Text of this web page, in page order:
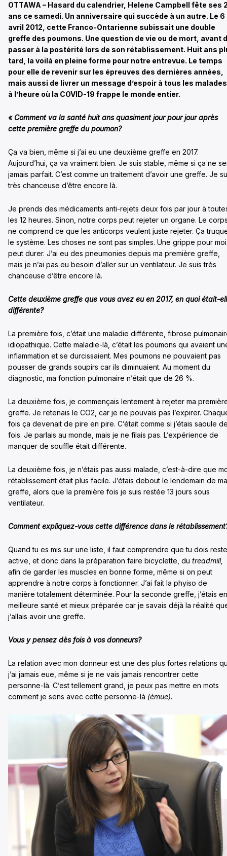
OTTAWA – Hasard du calendrier, Helene Campbell fête ses
ans ce samedi. Un anniversaire qui succède à un autre. Le 6
avril 2012, cette Franco-Ontarienne subissait une double
greffe des poumons. Une question de vie ou de mort, avant
passer à la postérité lors de son rétablissement. Huit ans
tard, la voilà en pleine forme pour notre entrevue. Le temps
pour elle de revenir sur les épreuves des dernières années,
mais aussi de livrer un message d’espoir à tous les
à l’heure où la COVID-19 frappe le monde entier.
« Comment va la santé huit ans quasiment jour pour jour après
cette première greffe du poumon?
Ça va bien, même si j’ai eu une deuxième greffe en 2017.
Aujourd’hui, ça va vraiment bien. Je suis stable, même si ça ne
jamais parfait. C’est comme un traitement d’avoir une greffe. Je
très chanceuse d’être encore là.
Je prends des médicaments anti-rejets deux fois par jour à
les 12 heures. Sinon, notre corps peut rejeter un organe. Le
ne comprend ce que les anticorps veulent juste rejeter. Ça
le système. Les choses ne sont pas simples. Une grippe pour moi
peut durer. J’ai eu des pneumonies depuis ma première greffe,
mais je n’ai pas eu besoin d’aller sur un ventilateur. Je suis très
chanceuse d’être encore là.
Cette deuxième greffe que vous avez eu en 2017, en quoi était-
différente?
La première fois, c’était une maladie différente, fibrose
idiopathique. Cette maladie-là, c’était les poumons qui avaient
inflammation et se durcissaient. Mes poumons ne pouvaient pas
pousser de grands soupirs car ils diminuaient. Au moment du
diagnostic, ma fonction pulmonaire n’était que de 26 %.
La deuxième fois, je commençais lentement à rejeter ma
greffe. Je retenais le CO2, car je ne pouvais pas l’expirer.
fois ça devenait de pire en pire. C’était comme si j’étais saoule
fois. Je parlais au monde, mais je ne filais pas. L’expérience de
manquer de souffle était différente.
La deuxième fois, je n’étais pas aussi malade, c’est-à-dire que
rétablissement était plus facile. J’étais debout le lendemain de ma
greffe, alors que la première fois je suis restée 13 jours sous
ventilateur.
Comment expliquez-vous cette différence dans le
Quand tu es mis sur une liste, il faut comprendre que tu dois
active, et donc dans la préparation faire bicyclette, du treadmill,
afin de garder les muscles en bonne forme, même si on peut
apprendre à notre corps à fonctionner. J’ai fait la phyiso de
manière totalement déterminée. Pour la seconde greffe, j’étais en
meilleure santé et mieux préparée car je savais déjà la réalité
j’allais avoir une greffe.
Vous y pensez dès fois à vos donneurs?
La relation avec mon donneur est une des plus fortes relations
j’ai jamais eue, même si je ne vais jamais rencontrer cette
personne-là. C’est tellement grand, je peux pas mettre en mots
comment je sens avec cette personne-là (émue).